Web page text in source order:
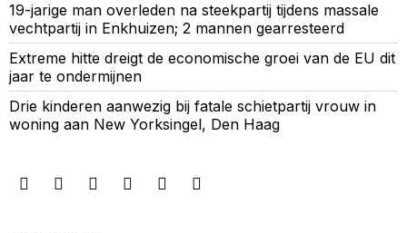
19-jarige man overleden na steekpartij tijdens massale
vechtpartij in Enkhuizen; 2 mannen gearresteerd
Extreme hitte dreigt de economische groei van de EU dit
jaar te ondermijnen
Drie kinderen aanwezig bij fatale schietpartij vrouw in
woning aan New Yorksingel, Den Haag